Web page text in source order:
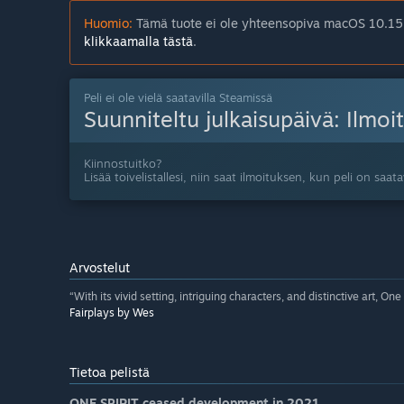
Huomio: Tämä tuote ei ole yhteensopiva macOS
klikkaamalla tästä.
Peli ei ole vielä saatavilla Steamissä
Suunniteltu julkaisupäivä:
Kiinnostuitko?
Lisää toivelistallesi, niin saat ilmoituksen, kun peli on
Arvostelut
“With its vivid setting, intriguing characters, and distinctive art,
Fairplays by Wes
Tietoa pelistä